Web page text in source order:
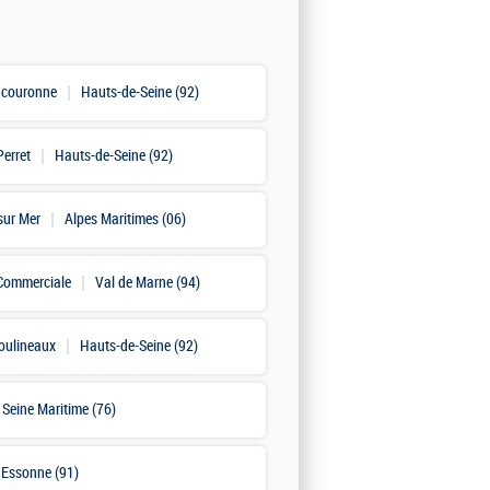
Hauts-de-Seine (92)
Hauts-de-Seine (92)
Mer Alpes Maritimes (06)
Val de Marne (94)
Hauts-de-Seine (92)
Seine Maritime (76)
Essonne (91)